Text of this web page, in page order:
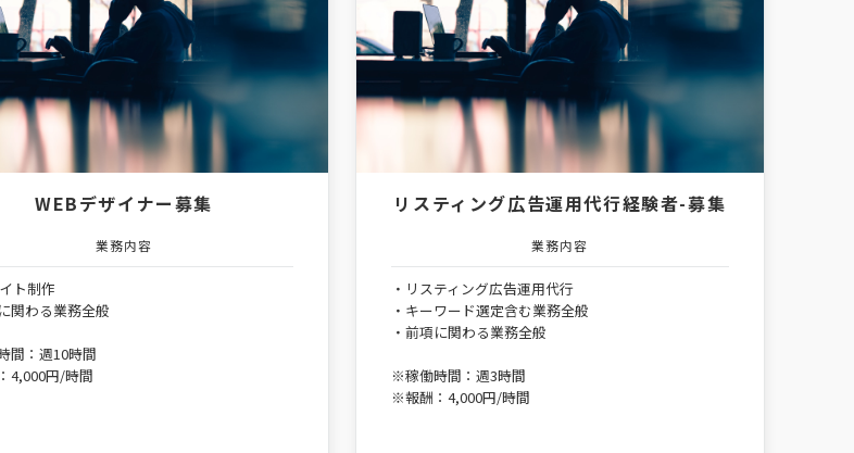
WEBデザイナー募集
業務内容
ト制作
関わる業務全般
間：週10時間
4,000円/時間
リスティング広告運用代行経験者-募集
業務内容
・リスティング広告運用代行
・キーワード選定含む業務全般
・前項に関わる業務全般
※稼働時間：週3時間
※報酬：4,000円/時間